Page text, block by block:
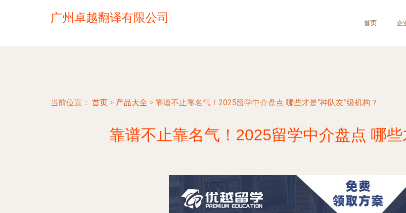
广州卓越翻译有限公司 首页 企
当前位置： 首页 > 产品大全 > 靠谱不止靠名气！2025留学中介盘点 哪些才是“神队友”级机构？
靠谱不止靠名气！2025留学中介盘点 哪些